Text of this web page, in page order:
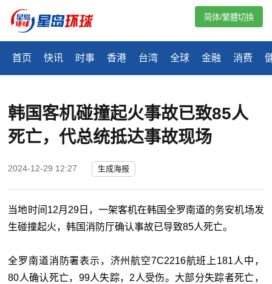
首页 快讯 时事 香港 台湾 全球 金融 消费
简体/繁體切換
韩国客机碰撞起火事故已致85人
死亡，代总统抵达事故现场
2024-12-29 12:27 生成海报
当地时间12月29日，一架客机在韩国全罗南道的务安机场发
生碰撞起火，韩国消防厅确认事故已导致85人死亡。
全罗南道消防署表示，济州航空7C2216航班上181人中，
80人确认死亡，99人失踪，2人受伤。大部分失踪者死亡，